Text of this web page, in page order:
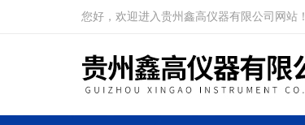
您好，欢迎进入贵州鑫高仪器有限公司网站！